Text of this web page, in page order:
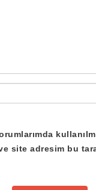
site adresim bu